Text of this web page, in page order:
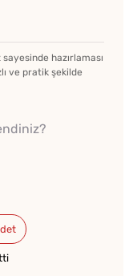
hazırlaması
ve pratik şekilde